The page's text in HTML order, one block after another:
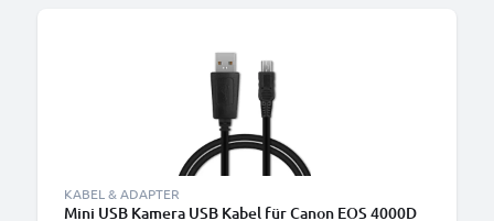
KABEL & ADAPTER
Mini USB Kamera USB Kabel für Canon EOS 4000D